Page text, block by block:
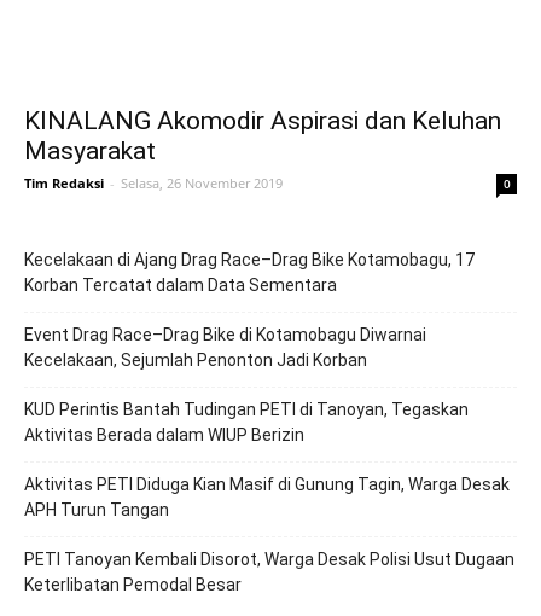
KINALANG Akomodir Aspirasi dan Keluhan
Masyarakat
Tim Redaksi - Selasa, 26 November 2019 0
Kecelakaan di Ajang Drag Race–Drag Bike Kotamobagu, 17
Korban Tercatat dalam Data Sementara
Event Drag Race–Drag Bike di Kotamobagu Diwarnai
Kecelakaan, Sejumlah Penonton Jadi Korban
KUD Perintis Bantah Tudingan PETI di Tanoyan, Tegaskan
Aktivitas Berada dalam WIUP Berizin
Aktivitas PETI Diduga Kian Masif di Gunung Tagin, Warga Desak
APH Turun Tangan
PETI Tanoyan Kembali Disorot, Warga Desak Polisi Usut Dugaan
Keterlibatan Pemodal Besar